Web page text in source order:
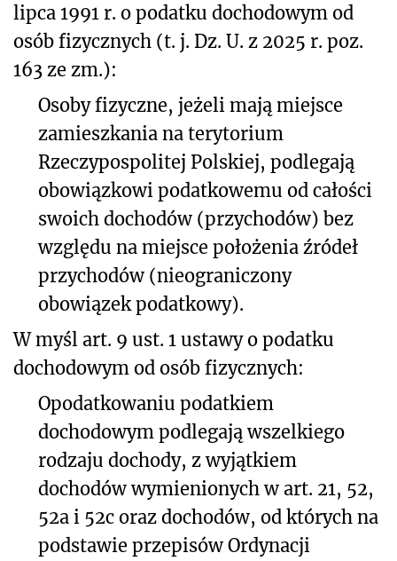
lipca 1991 r. o podatku dochodowym od
osób fizycznych (t. j. Dz. U. z 2025 r. poz.
163 ze zm.):
Osoby fizyczne, jeżeli mają miejsce
zamieszkania na terytorium
Rzeczypospolitej Polskiej, podlegają
obowiązkowi podatkowemu od całości
swoich dochodów (przychodów) bez
względu na miejsce położenia źródeł
przychodów (nieograniczony
obowiązek podatkowy).
W myśl art. 9 ust. 1 ustawy o podatku
dochodowym od osób fizycznych:
Opodatkowaniu podatkiem
dochodowym podlegają wszelkiego
rodzaju dochody, z wyjątkiem
dochodów wymienionych w art. 21, 52,
52a i 52c oraz dochodów, od których na
podstawie przepisów Ordynacji